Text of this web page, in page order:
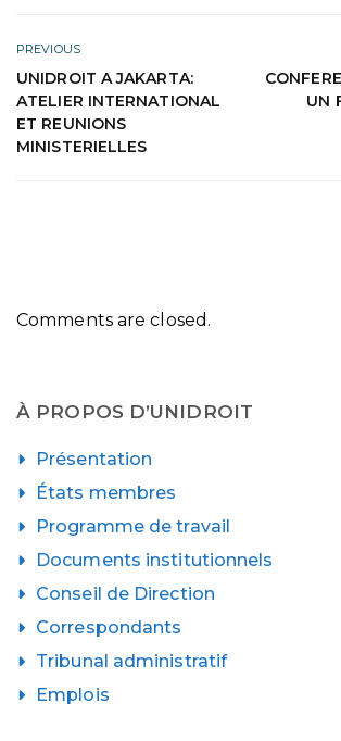
PREVIOUS
UNIDROIT A JAKARTA:
ATELIER INTERNATIONAL
ET REUNIONS
MINISTERIELLES
UN
Comments are closed.
À PROPOS D’UNIDROIT
Présentation
États membres
Programme de travail
Documents institutionnels
Conseil de Direction
Correspondants
Tribunal administratif
Emplois